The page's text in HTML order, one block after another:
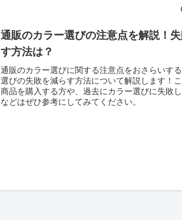
通販のカラー選びの注意点を解説！
す方法は？
通販のカラー選びに関する注意点をおさらいす
選びの失敗を減らす方法について解説します！
商品を購入する方や、過去にカラー選びに失敗
などはぜひ参考にしてみてください。